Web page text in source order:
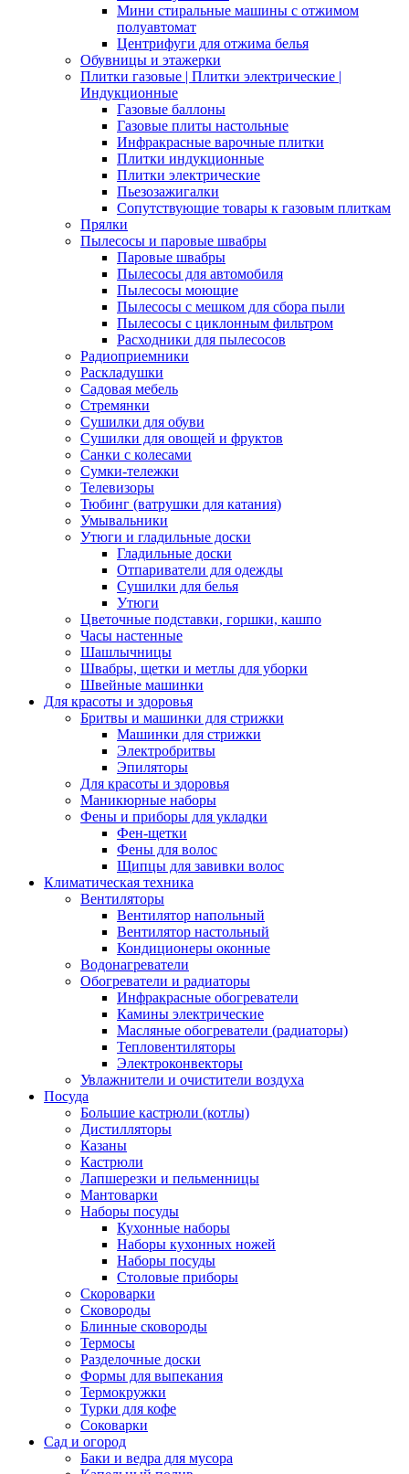
Мини стиральные машины с отжимом
полуавтомат
Центрифуги для отжима белья
Обувницы и этажерки
Плитки газовые | Плитки электрические |
Индукционные
Газовые баллоны
Газовые плиты настольные
Инфракрасные варочные плитки
Плитки индукционные
Плитки электрические
Пьезозажигалки
Сопутствующие товары к газовым плиткам
Прялки
Пылесосы и паровые швабры
Паровые швабры
Пылесосы для автомобиля
Пылесосы моющие
Пылесосы с мешком для сбора пыли
Пылесосы с циклонным фильтром
Расходники для пылесосов
Радиоприемники
Раскладушки
Садовая мебель
Стремянки
Сушилки для обуви
Сушилки для овощей и фруктов
Санки с колесами
Сумки-тележки
Телевизоры
Тюбинг (ватрушки для катания)
Умывальники
Утюги и гладильные доски
Гладильные доски
Отпариватели для одежды
Сушилки для белья
Утюги
Цветочные подставки, горшки, кашпо
Часы настенные
Шашлычницы
Швабры, щетки и метлы для уборки
Швейные машинки
Для красоты и здоровья
Бритвы и машинки для стрижки
Машинки для стрижки
Электробритвы
Эпиляторы
Для красоты и здоровья
Маникюрные наборы
Фены и приборы для укладки
Фен-щетки
Фены для волос
Щипцы для завивки волос
Климатическая техника
Вентиляторы
Вентилятор напольный
Вентилятор настольный
Кондиционеры оконные
Водонагреватели
Обогреватели и радиаторы
Инфракрасные обогреватели
Камины электрические
Масляные обогреватели (радиаторы)
Тепловентиляторы
Электроконвекторы
Увлажнители и очистители воздуха
Посуда
Большие кастрюли (котлы)
Дистилляторы
Казаны
Кастрюли
Лапшерезки и пельменницы
Мантоварки
Наборы посуды
Кухонные наборы
Наборы кухонных ножей
Наборы посуды
Столовые приборы
Скороварки
Сковороды
Блинные сковороды
Термосы
Разделочные доски
Формы для выпекания
Термокружки
Турки для кофе
Соковарки
Сад и огород
Баки и ведра для мусора